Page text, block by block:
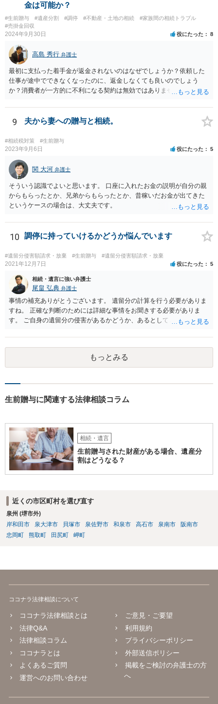
金は可能か？
#生前贈与 #遺産分割 #調停 #不動産・土地の相続
#家族間の相続トラブル
#売掛金回収
2024年9月30日 役にたった 8
高島 秀行 弁護士
最初に支払った着手金が返金されないのはなぜでしょうか？依頼した
仕事が途中でできなくなったのに、返金しなくても良いのでしょう
か？消費者が一方的に不利になる契約は無効ではありませんか？
務があると思います。 倒れた弁護士が所属する弁護士会に相談さ
れた方がよいと思います。 倒れた弁護士は脳梗塞で倒れたようで
すが、 判断能力があり、復代理を倒れた弁護士の判断で復代理を
選任したのか 即ち、復代理人の選任は有効なのかという問題もあ
ると思います。
9 夫から妻への贈与と相続。
#相続税対策 #生前贈与
2023年9月6日 役にたった 5
関 大河 弁護士
そういう認識でよいと思います。 口座に入れたお金の説明が自分の親
からもらったとか、兄弟からもらったとか、昔稼いだお金が出てきた
というケースの場合は、大丈夫です。
10 調停に持っていけるかどうか悩んでいます
#遺留分侵害額請求・放棄 #生前贈与 #遺留分侵害額請求・放棄
2021年12月7日 役にたった 5
相続・遺言に強い弁護士
尾畠 弘典 弁護士
事情の補充ありがとうございます。 遺留分の計算を行う必要がありま
すね。 正確な判断のためには詳細な事情をお聞きする必要がありま
す。 ご自身の遺留分の侵害があるかどうか、あるとしてどの程度の金
相談されるのが良いと思います。
もっとみる
生前贈与に関連する法律相談コラム
相続・遺言
生前贈与された財産がある場合、遺産分
割はどうなる？
近くの市区町村を選び直す
泉州 (堺市外)
岸和田市
泉大津市 貝塚市 泉佐野市 和泉市 高石市 泉南市
阪南市
忠岡町
熊取町 田尻町 岬町
ココナラ法律相談について
ココナラ法律相談とは
法律Q&A
法律相談コラム
ココナラとは
よくあるご質問
運営へのお問い合わせ
ご意見・ご要望
利用規約
プライバシーポリシー
外部送信ポリシー
掲載をご検討の弁護士の方
へ